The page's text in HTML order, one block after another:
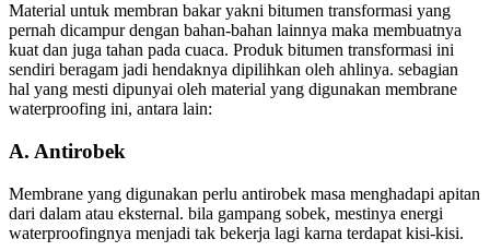
Material untuk membran bakar yakni bitumen transformasi yang
pernah dicampur dengan bahan-bahan lainnya maka membuatnya
kuat dan juga tahan pada cuaca. Produk bitumen transformasi ini
sendiri beragam jadi hendaknya dipilihkan oleh ahlinya. sebagian
hal yang mesti dipunyai oleh material yang digunakan membrane
waterproofing ini, antara lain:
A. Antirobek
Membrane yang digunakan perlu antirobek masa menghadapi apitan
dari dalam atau eksternal. bila gampang sobek, mestinya energi
waterproofingnya menjadi tak bekerja lagi karna terdapat kisi-kisi.